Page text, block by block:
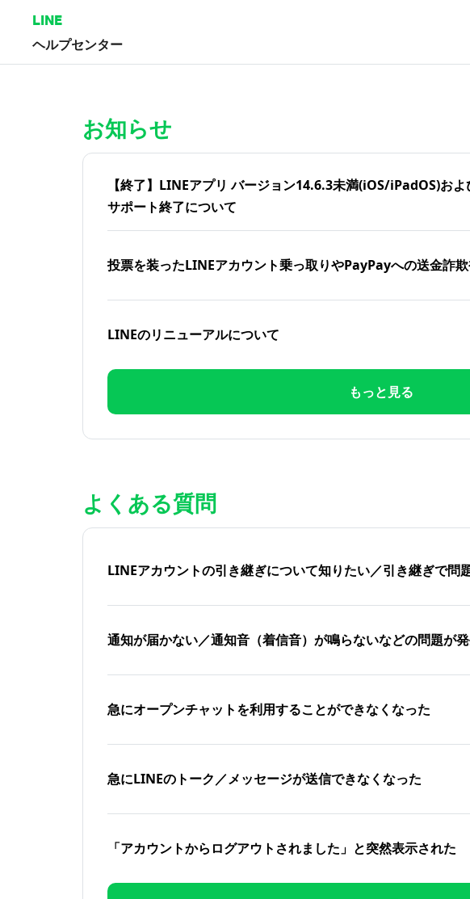
LINE
ヘルプセンター
お知らせ
【終了】LINEアプリ バージョン14.6.3未満(iOS/iPadOS)お
サポート終了について
投票を装ったLINEアカウント乗っ取りやPayPayへの送金詐
LINEのリニューアルについて
もっと見る
よくある質問
LINEアカウントの引き継ぎについて知りたい／引き継ぎで問
通知が届かない／通知音（着信音）が鳴らないなどの問題が
急にオープンチャットを利用することができなくなった
急にLINEのトーク／メッセージが送信できなくなった
「アカウントからログアウトされました」と突然表示された